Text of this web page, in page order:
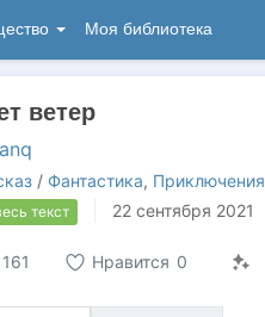
Моя библиотека
ветер
/ Фантастика, Приключения
текст 22 сентября 2021
Нравится 0